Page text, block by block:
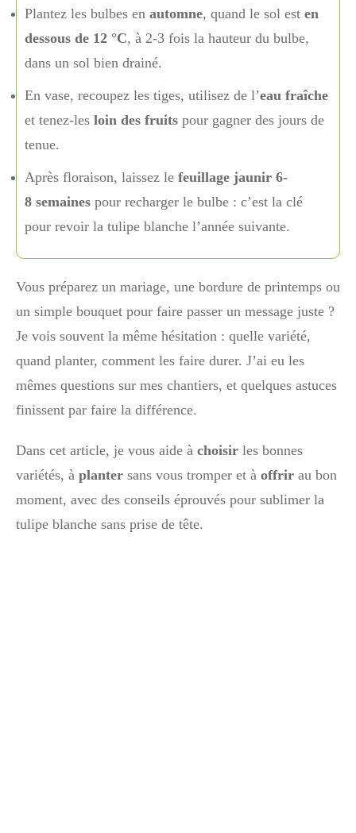
Plantez les bulbes en automne, quand le sol est en
dessous de 12 °C, à 2-3 fois la hauteur du bulbe,
dans un sol bien drainé.
En vase, recoupez les tiges, utilisez de l’eau fraîche
et tenez-les loin des fruits pour gagner des jours de
tenue.
Après floraison, laissez le feuillage jaunir 6-
8 semaines pour recharger le bulbe : c’est la clé
pour revoir la tulipe blanche l’année suivante.
Vous préparez un mariage, une bordure de printemps ou
un simple bouquet pour faire passer un message juste ?
Je vois souvent la même hésitation : quelle variété,
quand planter, comment les faire durer. J’ai eu les
mêmes questions sur mes chantiers, et quelques astuces
finissent par faire la différence.
Dans cet article, je vous aide à choisir les bonnes
variétés, à planter sans vous tromper et à offrir au bon
moment, avec des conseils éprouvés pour sublimer la
tulipe blanche sans prise de tête.